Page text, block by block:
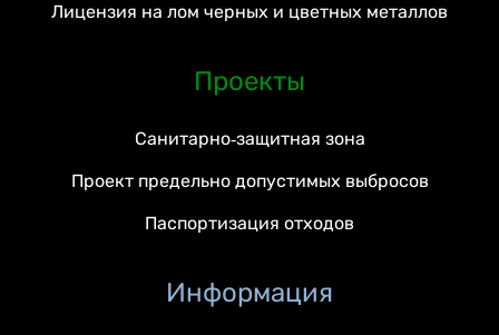
Лицензия на лом черных и цветных металлов
Проекты
Санитарно-защитная зона
Проект предельно допустимых выбросов
Паспортизация отходов
Информация